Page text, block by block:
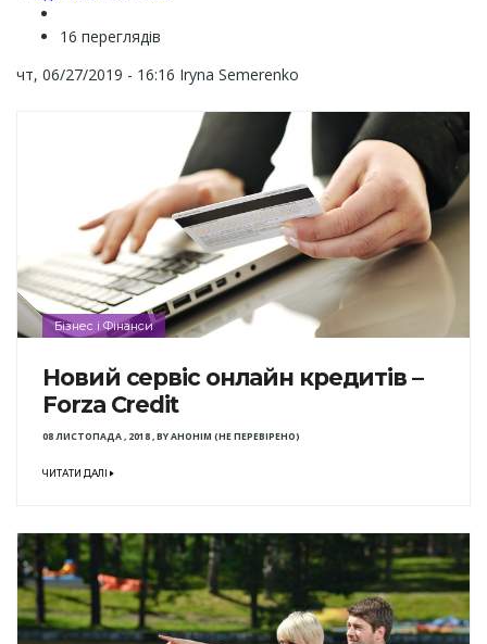
16 переглядів
чт, 06/27/2019 - 16:16 Iryna Semerenko
Бізнес і Фінанси
Новий сервіс онлайн кредитів –
Forza Credit
08 ЛИСТОПАДА , 2018,BYАНОНІМ (НЕ ПЕРЕВІРЕНО)
ЧИТАТИ ДАЛІ